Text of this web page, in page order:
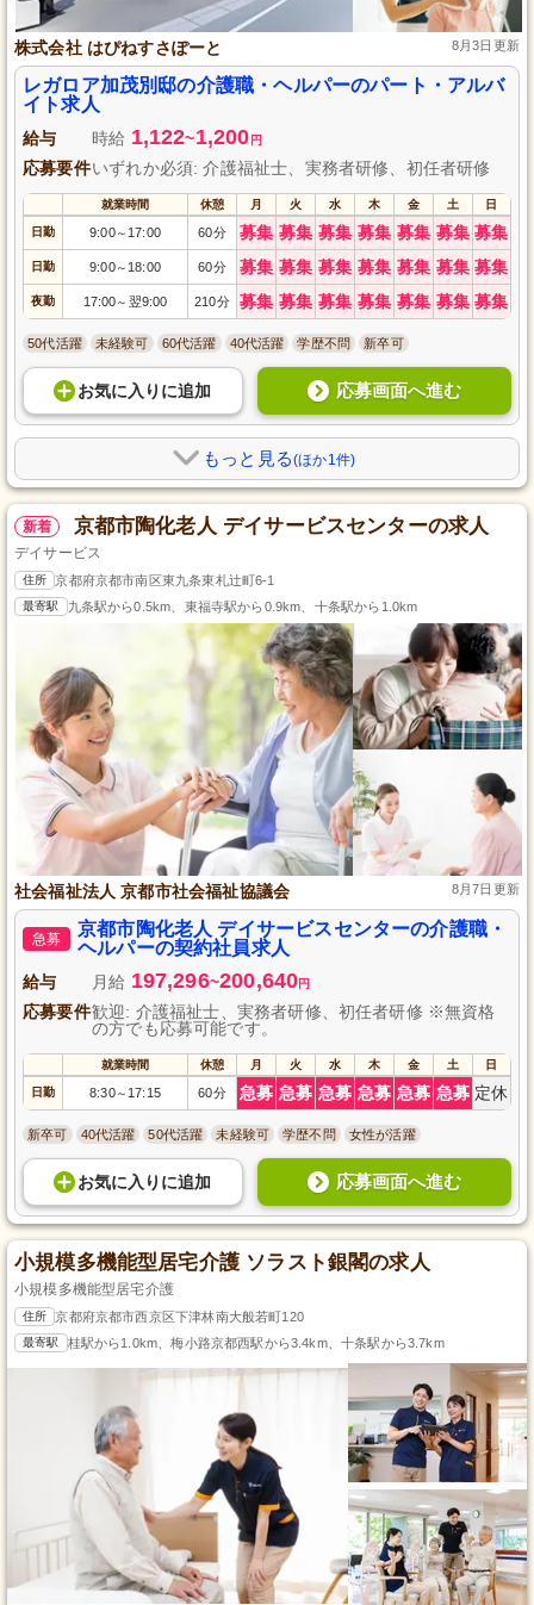
株式会社 はぴねすさぽーと 8月3日更新
レガロア加茂別邸の介護職・ヘルパーのパート・アルバ
イト求人
給与 時給 1,122~1,200 円
応募要件いずれか必須: 介護福祉士、実務者研修、初任者研修
就業時間 休憩 月 火 水 木 金 土 日
日勤 9:00～ 17:00 60分 募集 募集 募集 募集 募集 募集 募集
日勤 9:00～ 18:00 60分 募集 募集 募集 募集 募集 募集 募集
夜勤 17:00～ 翌9:00 210分 募集 募集 募集 募集 募集 募集 募集
50代活躍 未経験可 60代活躍 40代活躍 学歴不問 新卒可
お気に入り に追加 応募画面へ進む
もっと見る(ほか1件)
新着 京都市陶化老人 デイサービスセンターの求人
デイサービス
住所 京都府京都市南区東九条東札辻町6-1
最寄駅 九条駅から0.5km、東福寺駅から0.9km、十条駅から1.0km
社会福祉法人 京都市社会福祉協議会 8月7日更新
急募
京都市陶化老人 デイサービスセンターの介護職・
ヘルパーの契約社員求人
給与 月給 197,296~200,640円
応募要件歓迎: 介護福祉士、実務者研修、初任者研修 ※無資格
の方でも応募可能です。
就業時間 休憩 月 火 水 木 金 土 日
日勤 8:30～ 17:15 60分 急募 急募 急募 急募 急募 急募 定休
新卒可 40代活躍 50代活躍 未経験可 学歴不問 女性が活躍
お気に入り に追加 応募画面へ進む
小規模多機能型居宅介護 ソラスト銀閣の求人
小規模多機能型居宅介護
住所 京都府京都市西京区下津林南大般若町120
最寄駅 桂駅から1.0km、梅小路京都西駅から3.4km、十条駅から3.7km